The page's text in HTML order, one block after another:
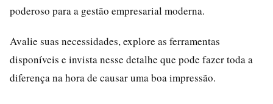
poderoso para a gestão empresarial moderna.
Avalie suas necessidades, explore as ferramentas
disponíveis e invista nesse detalhe que pode fazer toda a
diferença na hora de causar uma boa impressão.